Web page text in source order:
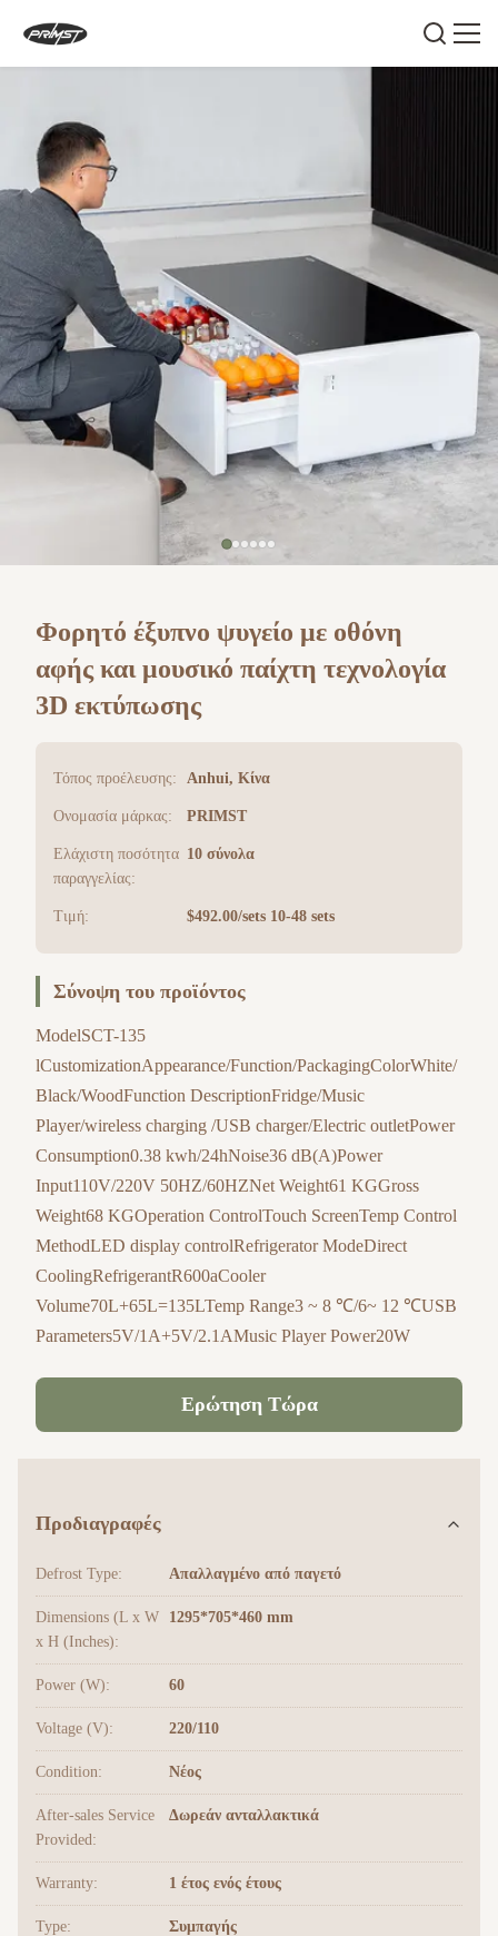
Φορητό έξυπνο ψυγείο με οθόνη
αφής και μουσικό παίχτη τεχνολογία
3D εκτύπωσης
Τόπος προέλευσης: Anhui, Κίνα
Ονομασία μάρκας: PRIMST
Ελάχιστη ποσότητα
παραγγελίας:
10 σύνολα
Τιμή: $492.00/sets 10-48 sets
Σύνοψη του προϊόντος
ModelSCT-135
lCustomizationAppearance/Function/PackagingColorWhite/
Black/WoodFunction DescriptionFridge/Music
Player/wireless charging /USB charger/Electric outletPower
Consumption0.38 kwh/24hNoise36 dB(A)Power
Input110V/220V 50HZ/60HZNet Weight61 KGGross
Weight68 KGOperation ControlTouch ScreenTemp Control
MethodLED display controlRefrigerator ModeDirect
CoolingRefrigerantR600aCooler
Volume70L+65L=135LTemp Range3 ~ 8 ℃/6~ 12 ℃USB
Parameters5V/1A+5V/2.1AMusic Player Power20W
Ερώτηση Τώρα
Προδιαγραφές
Defrost Type: Απαλλαγμένο από παγετό
Dimensions (L x W
x H (Inches):
1295*705*460 mm
Power (W): 60
Voltage (V): 220/110
Condition: Νέος
After-sales Service
Provided:
Δωρεάν ανταλλακτικά
Warranty: 1 έτος ενός έτους
Type: Συμπαγής